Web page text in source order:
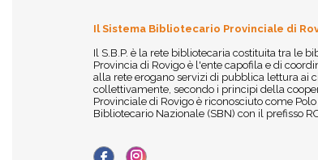
Il Sistema Bibliotecario Provinciale di
Il S.B.P. è la rete bibliotecaria costituita tra le
Provincia di Rovigo è l'ente capofila e di
alla rete erogano servizi di pubblica lettura ai
collettivamente, secondo i principi della
Provinciale di Rovigo è riconosciuto come
Bibliotecario Nazionale (SBN) con il prefisso